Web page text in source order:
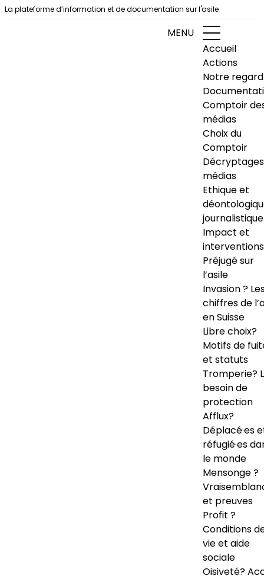
Aller au contenu
La plateforme d’information et de documentation sur l'asile
MENU
Accueil
Actions
Notre regard
Comptoir
médias
Choix du
Comptoir
Décryptages
médias
Ethique et
journalistique
Impact et
interventions
Préjugé sur
l’asile
Invasion ?
chiffres de
en Suisse
Libre choix?
Motifs de
et statuts
Tromperie?
besoin de
protection
Afflux?
Déplacé·es
réfugié·es
le monde
Mensonge ?
et preuves
Profit ?
Conditions
vie et aide
sociale
Oisiveté?